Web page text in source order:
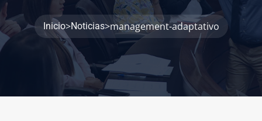
Inicio>Noticias>management-adaptativo